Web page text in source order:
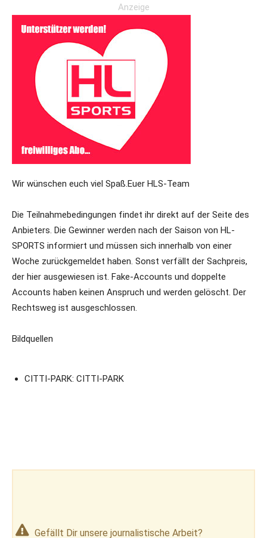
Anzeige
Wir wünschen euch viel Spaß.Euer HLS-Team
Die Teilnahmebedingungen findet ihr direkt auf der Seite des
Anbieters. Die Gewinner werden nach der Saison von HL-
SPORTS informiert und müssen sich innerhalb von einer
Woche zurückgemeldet haben. Sonst verfällt der Sachpreis,
der hier ausgewiesen ist. Fake-Accounts und doppelte
Accounts haben keinen Anspruch und werden gelöscht. Der
Rechtsweg ist ausgeschlossen.
Bildquellen
CITTI-PARK: CITTI-PARK
Gefällt Dir unsere journalistische Arbeit?